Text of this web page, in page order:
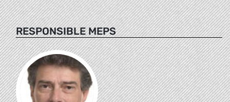
RESPONSIBLE MEPS